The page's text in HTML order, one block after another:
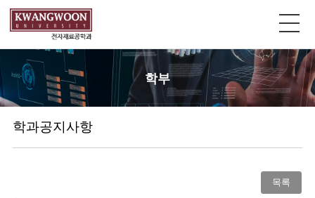
학부
학과공지사항
목록